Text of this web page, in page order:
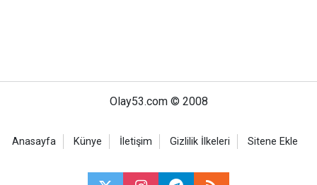
Olay53.com © 2008
Anasayfa Künye İletişim Gizlilik İlkeleri Sitene Ekle